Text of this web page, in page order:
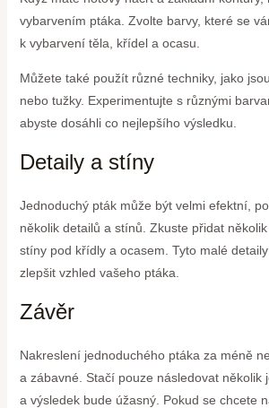
vybarvením ptáka. Zvolte barvy, které se
k vybarvení těla, křídel a ocasu.
Můžete také použít různé techniky, jako
nebo tužky. Experimentujte s různými
abyste dosáhli co nejlepšího výsledku.
Detaily a stíny
Jednoduchý pták může být velmi efektní,
několik detailů a stínů. Zkuste přidat
stíny pod křídly a ocasem. Tyto malé
zlepšit vzhled vašeho ptáka.
Závěr
Nakreslení jednoduchého ptáka za méně
a zábavné. Stačí pouze následovat několik
a výsledek bude úžasný. Pokud se chcete